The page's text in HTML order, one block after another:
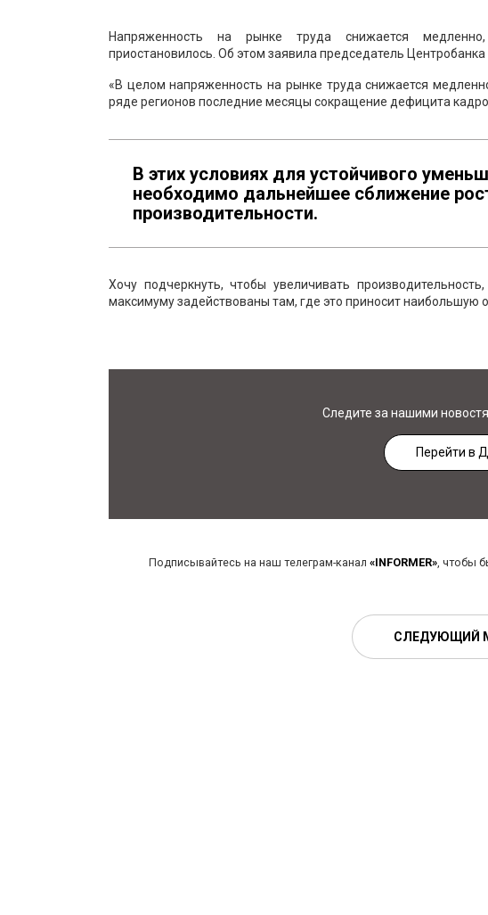
Напряженность на рынке труда снижается
приостановилось. Об этом заявила председатель
«В целом напряженность на рынке труда снижается
ряде регионов последние месяцы сокращение дефицита
В этих условиях для устойчивого
необходимо дальнейшее сближение
производительности.
Хочу подчеркнуть, чтобы увеличивать
максимуму задействованы там, где это приносит наибольшую
Следите за нашими
Перейти в
Подписывайтесь на наш телеграм-канал «INFORMER», чтобы
СЛЕДУЮЩИЙ